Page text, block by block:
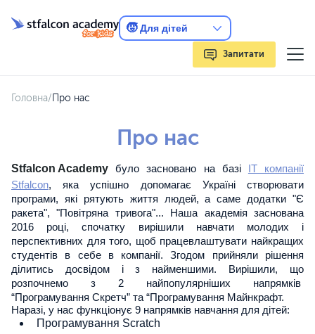
🧒Для дітей
Запитати
Головна/ Про нас
Про нас
Stfalcon Academy було засновано на базі ІТ компанії
Stfalcon, яка успішно допомагає Україні створювати
програми, які рятують життя людей, а саме додатки "Є
ракета", "Повітряна тривога"... Наша академія заснована
2016 році, cпочатку вирішили навчати молодих і
перспективних для того, щоб працевлаштувати найкращих
студентів в себе в компанії. Згодом прийняли рішення
ділитись досвідом і з найменшими. Вирішили, що
розпочнемо з 2 найпопулярніших напрямків
“Програмування Скретч” та “Програмування Майнкрафт.
Наразі, у нас функціонує 9 напрямків навчання для дітей:
Програмування Scratch